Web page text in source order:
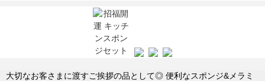
大切なお客さまに渡すご挨拶の品として◎ 便利なスポンジ&メラミ